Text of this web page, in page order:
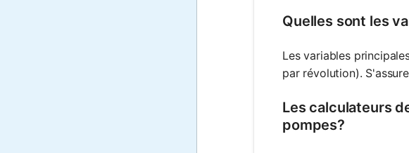
Quelles sont les
Les variables
par révolution).
Les calculateurs
pompes?